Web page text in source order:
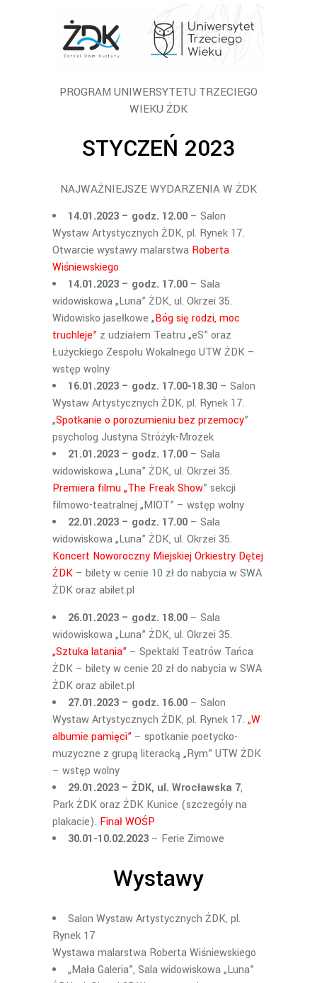
PROGRAM UNIWERSYTETU TRZECIEGO
WIEKU ŻDK
STYCZEŃ 2023
NAJWAŻNIEJSZE WYDARZENIA W ŻDK
14.01.2023 – godz. 12.00 – Salon
Wystaw Artystycznych ŻDK, pl. Rynek 17.
Otwarcie wystawy malarstwa Roberta
Wiśniewskiego
14.01.2023 – godz. 17.00 – Sala
widowiskowa „Luna” ŻDK, ul. Okrzei 35.
Widowisko jasełkowe „Bóg się rodzi, moc
truchleje” z udziałem Teatru „eS” oraz
Łużyckiego Zespołu Wokalnego UTW ŻDK –
wstęp wolny
16.01.2023 – godz. 17.00-18.30 – Salon
Wystaw Artystycznych ŻDK, pl. Rynek 17.
„Spotkanie o porozumieniu bez przemocy”
psycholog Justyna Stróżyk-Mrozek
21.01.2023 – godz. 17.00 – Sala
widowiskowa „Luna” ŻDK, ul. Okrzei 35.
Premiera filmu „The Freak Show” sekcji
filmowo-teatralnej „MIOT” – wstęp wolny
22.01.2023 – godz. 17.00 – Sala
widowiskowa „Luna” ŻDK, ul. Okrzei 35.
Koncert Noworoczny Miejskiej Orkiestry Dętej
ŻDK – bilety w cenie 10 zł do nabycia w SWA
ŻDK oraz abilet.pl
26.01.2023 – godz. 18.00 – Sala
widowiskowa „Luna” ŻDK, ul. Okrzei 35.
„Sztuka latania” – Spektakl Teatrów Tańca
ŻDK – bilety w cenie 20 zł do nabycia w SWA
ŻDK oraz abilet.pl
27.01.2023 – godz. 16.00 – Salon
Wystaw Artystycznych ŻDK, pl. Rynek 17. „W
albumie pamięci” – spotkanie poetycko-
muzyczne z grupą literacką „Rym” UTW ŻDK
– wstęp wolny
29.01.2023 – ŻDK, ul. Wrocławska 7,
Park ŻDK oraz ŻDK Kunice (szczegóły na
plakacie). Finał WOŚP
30.01-10.02.2023 – Ferie Zimowe
Wystawy
Salon Wystaw Artystycznych ŻDK, pl.
Rynek 17
Wystawa malarstwa Roberta Wiśniewskiego
„Mała Galeria”, Sala widowiskowa „Luna”